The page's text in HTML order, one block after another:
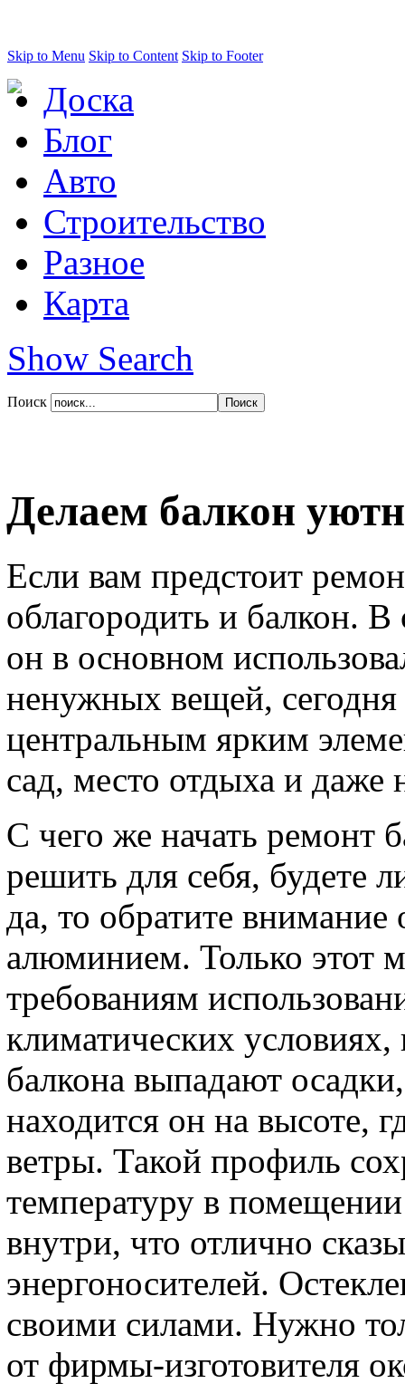
Skip to Menu Skip to Content Skip to Footer
Доска
Блог
Авто
Строительство
Разное
Карта
Show Search
Поиск
Делаем балкон
Если вам предстоит
облагородить и балкон.
он в основном
ненужных вещей,
центральным ярким
сад, место отдыха и
С чего же начать ремонт
решить для себя, будете
да, то обратите внимание
алюминием. Только этот
требованиям
климатических условиях,
балкона выпадают
находится он на высоте,
ветры. Такой профиль
температуру в
внутри, что отлично
энергоносителей.
своими силами. Нужно
от фирмы-изготовителя